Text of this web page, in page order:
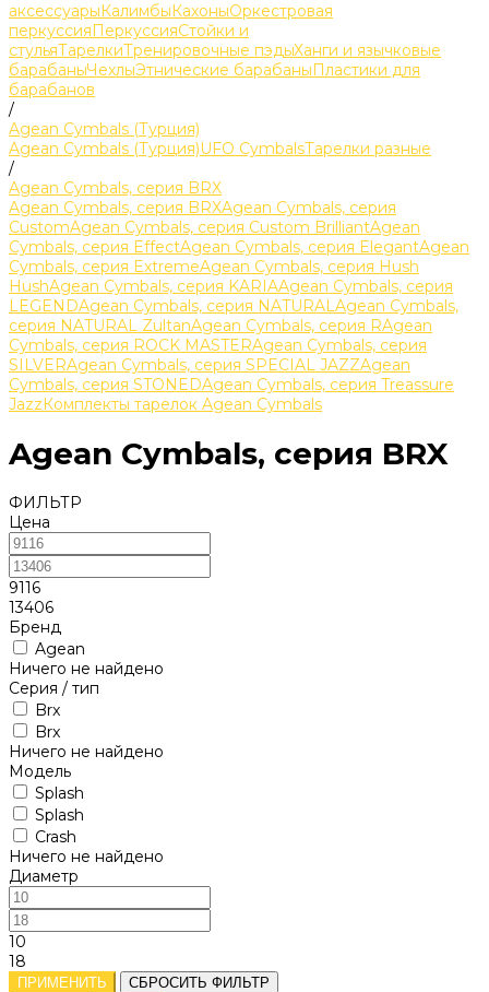
аксессуарыКалимбыКахоныОркестровая
перкуссияПеркуссияСтойки и
стульяТарелкиТренировочные пэдыХанги и язычковые
барабаныЧехлыЭтнические барабаныПластики для
барабанов
/
Agean Cymbals (Турция)
Agean Cymbals (Турция)UFO CymbalsТарелки разные
/
Agean Cymbals, серия BRX
Agean Cymbals, серия BRXAgean Cymbals, серия
CustomAgean Cymbals, серия Custom BrilliantAgean
Cymbals, серия EffectAgean Cymbals, серия ElegantAgean
Cymbals, серия ExtremeAgean Cymbals, серия Hush
HushAgean Cymbals, серия KARIAAgean Cymbals, серия
LEGENDAgean Cymbals, серия NATURALAgean Cymbals,
серия NATURAL ZultanAgean Cymbals, серия RAgean
Cymbals, серия ROCK MASTERAgean Cymbals, серия
SILVERAgean Cymbals, серия SPECIAL JAZZAgean
Cymbals, серия STONEDAgean Cymbals, серия Treassure
JazzКомплекты тарелок Agean Cymbals
Agean Cymbals, серия BRX
ФИЛЬТР
Цена
9116
13406
Бренд
Agean
Ничего не найдено
Серия / тип
Brx
Brx
Ничего не найдено
Модель
Splash
Splash
Crash
Ничего не найдено
Диаметр
10
18
ПРИМЕНИТЬ СБРОСИТЬ ФИЛЬТР